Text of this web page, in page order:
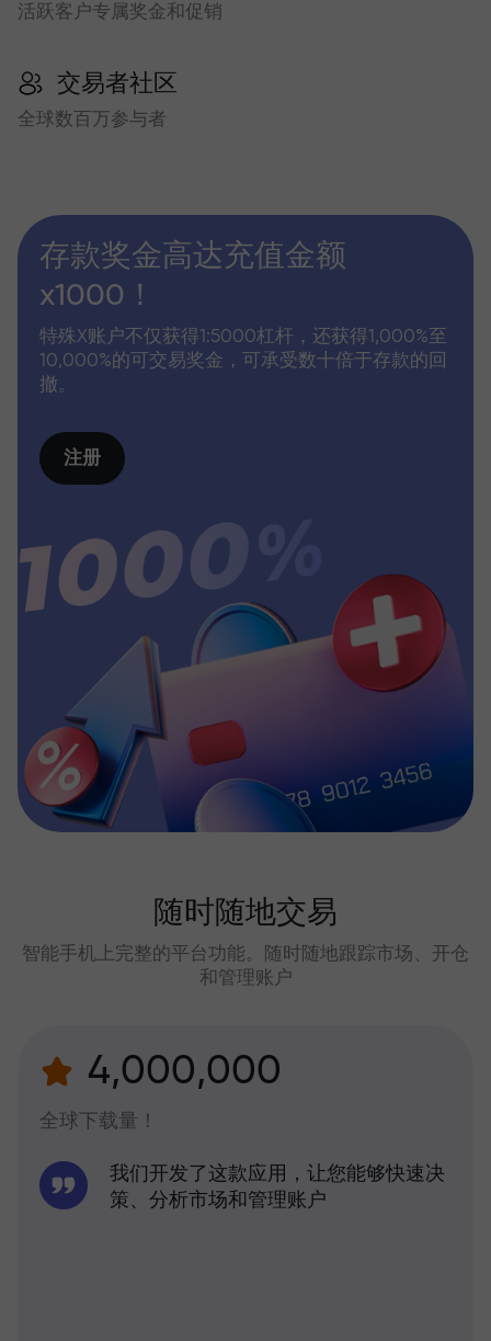
活跃客户专属奖金和促销
交易者社区
全球数百万参与者
存款奖金高达充值金额
x1000！
特殊X账户不仅获得1:5000杠杆，还获得1,000%至
10,000%的可交易奖金，可承受数十倍于存款的回
撤。
注册
随时随地交易
智能手机上完整的平台功能。随时随地跟踪市场、开仓
和管理账户
4,000,000
全球下载量！
我们开发了这款应用，让您能够快速决
策、分析市场和管理账户